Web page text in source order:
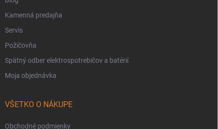
Kamenná predajňa
Servis
Požičovňa
Spätný odber elektrospotrebičov a batérií
Moja objednávka
VŠETKO O NÁKUPE
Obchodné podmienky